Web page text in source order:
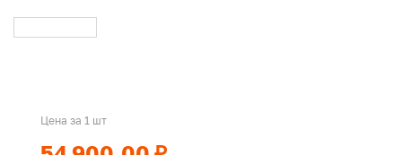
Цена за 1 шт